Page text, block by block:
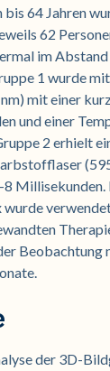
64 Jahren
62
im
1 wurde
mit einer
und einer
2 erhielt
8
Beobachtung
der 3D-